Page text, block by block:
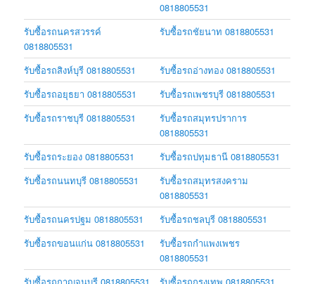
0818805531
รับซื้อรถนครสวรรค์
0818805531
รับซื้อรถชัยนาท 0818805531
รับซื้อรถสิงห์บุรี 0818805531
รับซื้อรถอ่างทอง 0818805531
รับซื้อรถอยุธยา 0818805531
รับซื้อรถเพชรบุรี 0818805531
รับซื้อรถราชบุรี 0818805531
รับซื้อรถสมุทรปราการ
0818805531
รับซื้อรถระยอง 0818805531
รับซื้อรถปทุมธานี 0818805531
รับซื้อรถนนทบุรี 0818805531
รับซื้อรถสมุทรสงคราม
0818805531
รับซื้อรถนครปฐม 0818805531
รับซื้อรถชลบุรี 0818805531
รับซื้อรถขอนแก่น 0818805531
รับซื้อรถกำแพงเพชร
0818805531